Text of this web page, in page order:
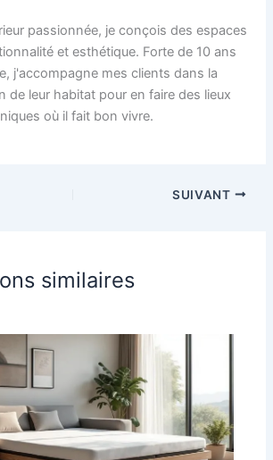
passionnée, je conçois des espaces
et esthétique. Forte de 10 ans
j'accompagne mes clients dans la
de leur habitat pour en faire des lieux
où il fait bon vivre.
SUIVANT
similaires